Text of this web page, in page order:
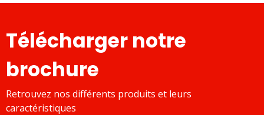
Télécharger notre
brochure
Retrouvez nos différents produits et leurs
caractéristiques